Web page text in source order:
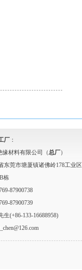
厂 ：
缘材料有限公司（总厂）
东莞市塘厦镇诸佛岭178工业区
栋
87900738
87900739
生(+86-133-16688958)